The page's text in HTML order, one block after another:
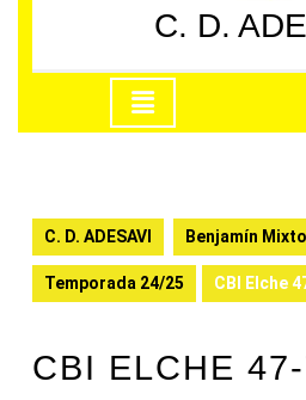
C. D.
apertura
C. D. ADESAVI Benjamín Mixto
Temporada 24/25 CBI Elche
CBI ELCHE